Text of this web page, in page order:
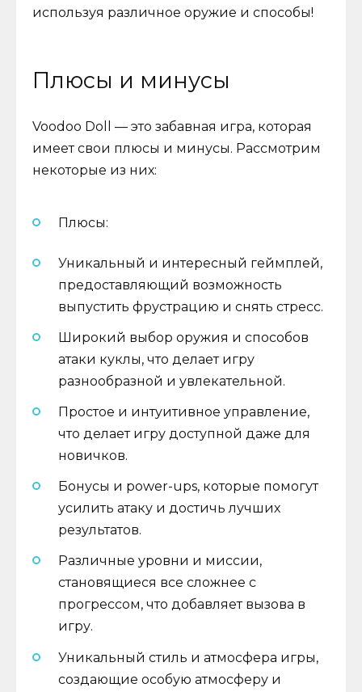
используя различное оружие и способы!
Плюсы и минусы
Voodoo Doll — это забавная игра, которая
имеет свои плюсы и минусы. Рассмотрим
некоторые из них:
Плюсы:
Уникальный и интересный геймплей,
предоставляющий возможность
выпустить фрустрацию и снять стресс.
Широкий выбор оружия и способов
атаки куклы, что делает игру
разнообразной и увлекательной.
Простое и интуитивное управление,
что делает игру доступной даже для
новичков.
Бонусы и power-ups, которые помогут
усилить атаку и достичь лучших
результатов.
Различные уровни и миссии,
становящиеся все сложнее с
прогрессом, что добавляет вызова в
игру.
Уникальный стиль и атмосфера игры,
создающие особую атмосферу и